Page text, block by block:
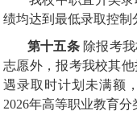
绩均达到最低录取控制
第十五条除报考我
志愿外，报考我校其
遇录取时计划未满额
2026年高等职业教育分